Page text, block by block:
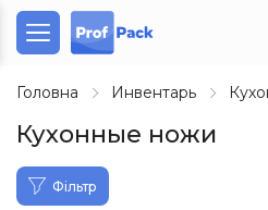
Головна Инвентарь
Кухонные ножи
Фільтр